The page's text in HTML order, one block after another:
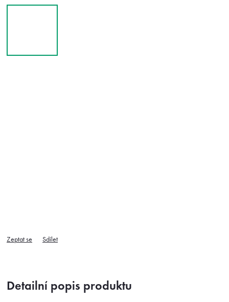
Zeptat se Sdílet
Detailní popis produktu